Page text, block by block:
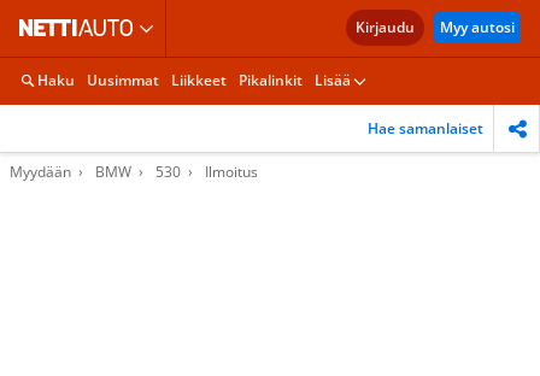
Kirjaudu Myy autosi
Haku Uusimmat Liikkeet Pikalinkit Lisää
Hae samanlaiset
Myydään BMW 530 Ilmoitus